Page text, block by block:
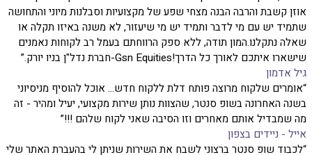
אוזן קשבת והרבה הבנה מצחי שפע של מקצועיות וסבלנות מיוני והתחושה
שתמיד יש עם מי לדבר ותמיד יש מי שיעזור, לא משנה באיזו תקלה או
שאלה נתקלנו.המון תודה, ללא ספק הרווחתם בעמל רב לקוחות נאמנים
שישארו איתכם לאורך כל הדרך!Gsn Equities-חברת נדל"ן בניו יורק.”
גיל אדמון
“אומרים שלקוח מרוצה פותח דלת ללקוח חדש... אוכל להוסיף מניסיוני
בשנה האחרונה בשופ סנטר, שהצוות נותן שירות מקצועי, יעיל ומהיר - זה
מה שמבדיל אותם מאחרים וזו הסיבה שאני לקוח שלהם !!!”
אייל - ניידים בצפון
“לכבוד שופ סנטר ברצוני לשבח את השירות שניתן לי בהעברת האתר שלי